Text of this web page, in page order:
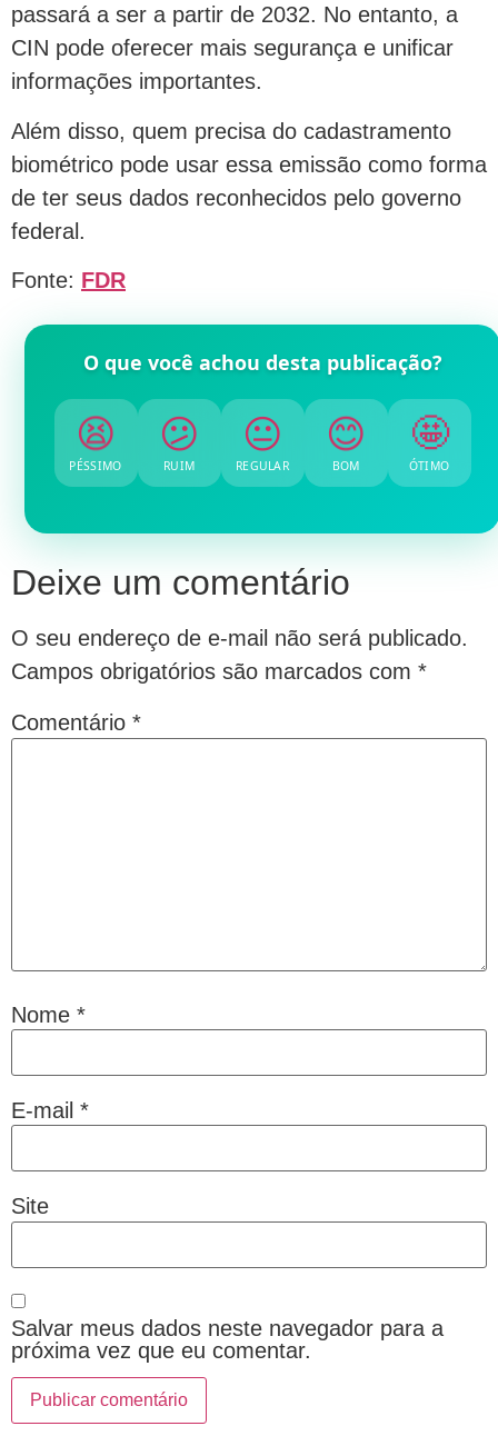
passará a ser a partir de 2032. No entanto, a
CIN pode oferecer mais segurança e unificar
informações importantes.
Além disso, quem precisa do cadastramento
biométrico pode usar essa emissão como forma
de ter seus dados reconhecidos pelo governo
federal.
Fonte: FDR
O que você achou desta publicação?
😫
PÉSSIMO
😕
RUIM
😐
REGULAR
😊
BOM
🤩
ÓTIMO
Deixe um comentário
O seu endereço de e-mail não será publicado.
Campos obrigatórios são marcados com *
Comentário *
Nome *
E-mail *
Site
Salvar meus dados neste navegador para a
próxima vez que eu comentar.